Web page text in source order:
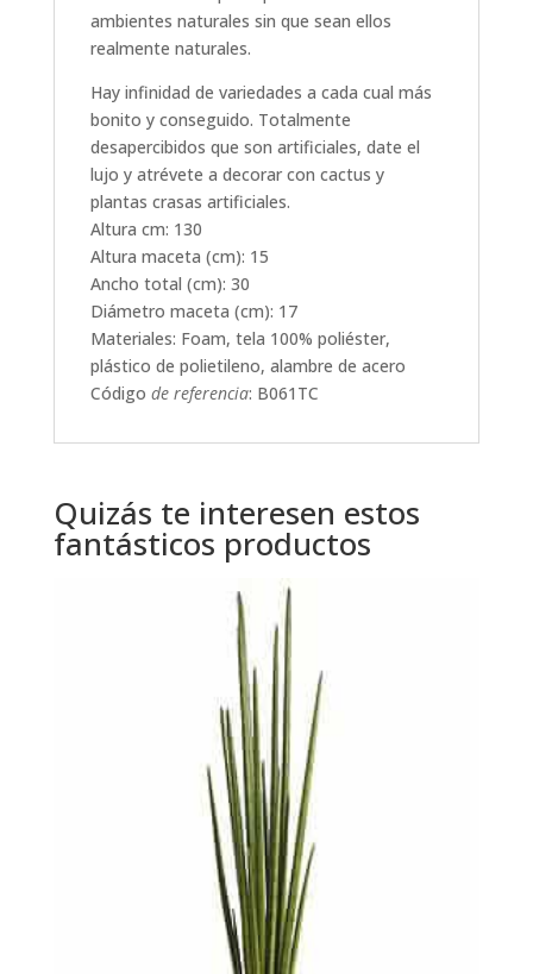
ambientes naturales sin que sean ellos
realmente naturales.
Hay infinidad de variedades a cada cual más
bonito y conseguido. Totalmente
desapercibidos que son artificiales, date el
lujo y atrévete a decorar con cactus y
plantas crasas artificiales.
Altura cm: 130
Altura maceta (cm): 15
Ancho total (cm): 30
Diámetro maceta (cm): 17
Materiales: Foam, tela 100% poliéster,
plástico de polietileno, alambre de acero
Código de referencia: B061TC
Quizás te interesen estos
fantásticos productos